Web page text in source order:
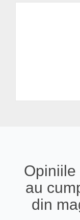
Opiniile
au
din